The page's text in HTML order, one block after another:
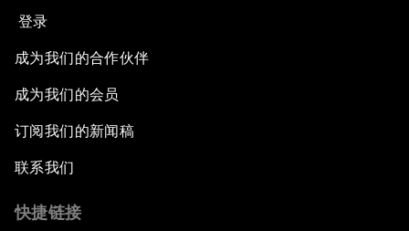
登录
成为我们的合作伙伴
成为我们的会员
订阅我们的新闻稿
联系我们
快捷链接